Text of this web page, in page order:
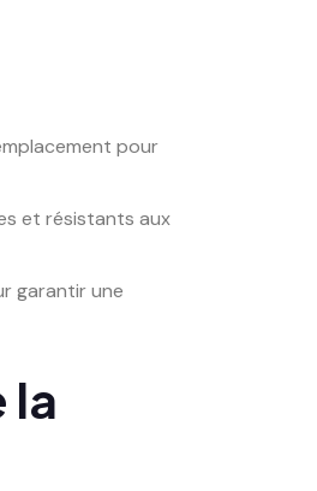
pour
et résistants aux
garantir une
la